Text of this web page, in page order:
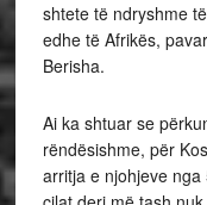
shtete të ndryshme
edhe të Afrikës,
Berisha.
Ai ka shtuar se
rëndësishme, për
arritja e njohjeve